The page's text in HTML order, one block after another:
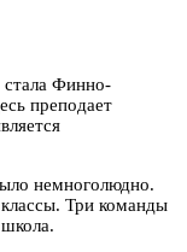
Финно-
преподает
немноголюдно.
Три команды